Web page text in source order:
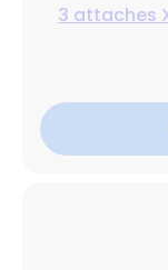
3 attaches